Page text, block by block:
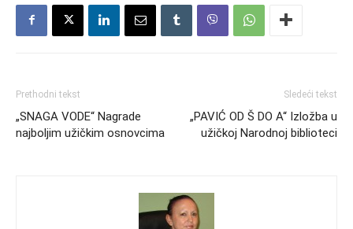
Prethodni tekst
„SNAGA VODE“ Nagrade
najboljim užičkim osnovcima
Sledeći tekst
„PAVIĆ OD Š DO A“ Izložba u
užičkoj Narodnoj biblioteci